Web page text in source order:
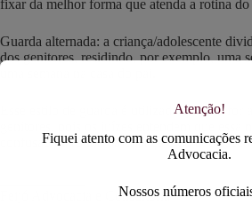
fixar da melhor forma que atenda a rotina do
Guarda alternada: a criança/adolescente
dos genitores, residindo, por exemplo, uma
Esse estilo de guarda é utilizada quando for
confusão na rotina da criança e do
Feijó Advocacia e Consultoria
Atenção!
Fiquei atento com as comunicações
Advocacia.
Nossos números